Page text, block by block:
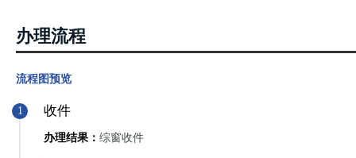
办理流程
流程图预览
1 收件
办理结果： 综窗收件